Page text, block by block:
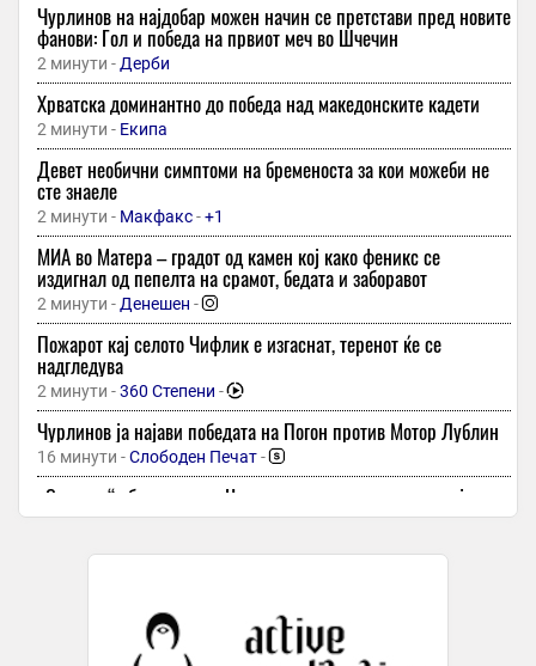
Чурлинов на најдобар можен начин се претстави пред новите
фанови: Гол и победа на првиот меч во Шчечин
2 минути -Дерби
Хрватска доминантно до победа над македонските кадети
2 минути - Екипа
Девет необични симптоми на бременоста за кои можеби не
сте знаеле
2 минути - Макфакс-+1
МИА во Матера – градот од камен кој како феникс се
издигнал од пепелта на срамот, бедата и заборавот
2 минути -Денешен -
Пожарот кај селото Чифлик е изгаснат, теренот ќе се
надгледува
2 минути -360 Степени -
Чурлинов ја најави победата на Погон против Мотор Лублин
16 минути -Слободен Печат-
„Студено“ збогување на Њукасл со нивниот капитен кој
замина во Арсенал
постојани и совршено одолеваат на горештините
Слободен Печат-